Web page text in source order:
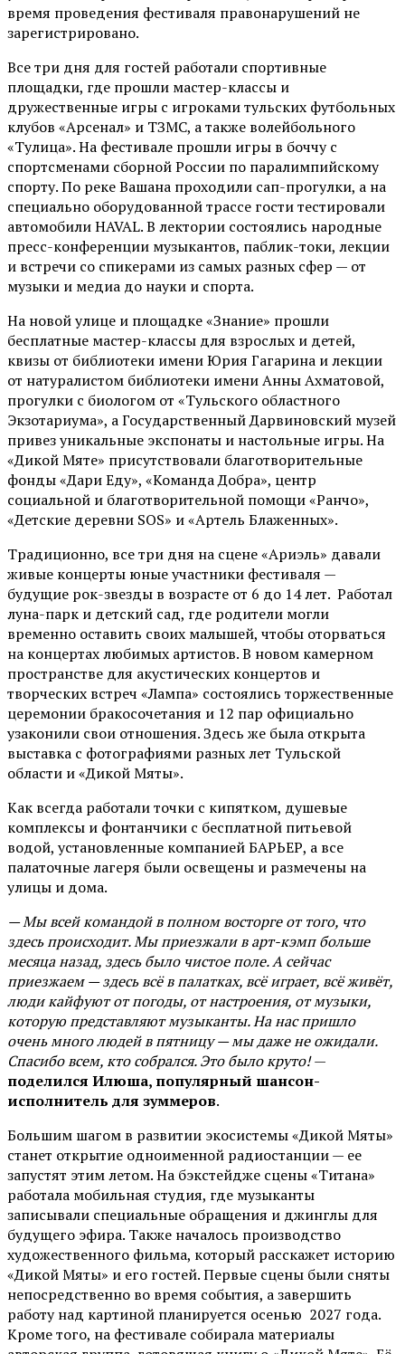
время проведения фестиваля правонарушений не
зарегистрировано.
Все три дня для гостей работали спортивные
площадки, где прошли мастер-классы и
дружественные игры с игроками тульских футбольных
клубов «Арсенал» и ТЗМС, а также волейбольного
«Тулица». На фестивале прошли игры в боччу с
спортсменами сборной России по паралимпийскому
спорту. По реке Вашана проходили сап-прогулки, а на
специально оборудованной трассе гости тестировали
автомобили HAVAL. В лектории состоялись народные
пресс-конференции музыкантов, паблик-токи, лекции
и встречи со спикерами из самых разных сфер — от
музыки и медиа до науки и спорта.
На новой улице и площадке «Знание» прошли
бесплатные мастер-классы для взрослых и детей,
квизы от библиотеки имени Юрия Гагарина и лекции
от натуралистом библиотеки имени Анны Ахматовой,
прогулки с биологом от «Тульского областного
Экзотариума», а Государственный Дарвиновский музей
привез уникальные экспонаты и настольные игры. На
«Дикой Мяте» присутствовали благотворительные
фонды «Дари Еду», «Команда Добра», центр
социальной и благотворительной помощи «Ранчо»,
«Детские деревни SOS» и «Артель Блаженных».
Традиционно, все три дня на сцене«Ариэль» давали
живые концерты юные участники фестиваля —
будущие рок-звезды в возрасте от 6 до 14 лет. Работал
луна-парк и детский сад, где родители могли
временно оставить своих малышей, чтобы оторваться
на концертах любимых артистов. В новом камерном
пространстве для акустических концертов и
творческих встреч «Лампа» состоялись торжественные
церемонии бракосочетания и 12 пар официально
узаконили свои отношения. Здесь же была открыта
выставка с фотографиями разных лет Тульской
области и «Дикой Мяты».
Как всегда работали точки с кипятком, душевые
комплексы и фонтанчики с бесплатной питьевой
водой, установленные компанией БАРЬЕР, а все
палаточные лагеря были освещены и размечены на
улицы и дома.
— Мы всей командой в полном восторге от того, что
здесь происходит. Мы приезжали в арт-кэмп больше
месяца назад, здесь было чистое поле. А сейчас
приезжаем — здесь всё в палатках, всё играет, всё живёт,
люди кайфуют от погоды, от настроения, от музыки,
которую представляют музыканты. На нас пришло
очень много людей в пятницу — мы даже не ожидали.
Спасибо всем, кто собрался. Это было круто!—
поделился Илюша, популярный шансон-
исполнитель для зуммеров.
Большим шагом в развитии экосистемы «Дикой Мяты»
станет открытие одноименной радиостанции — ее
запустят этим летом. На бэкстейдже сцены «Титана»
работала мобильная студия, где музыканты
записывали специальные обращения и джинглы для
будущего эфира. Также началось производство
художественного фильма, который расскажет историю
«Дикой Мяты» и его гостей. Первые сцены были сняты
непосредственно во время события, а завершить
работу над картиной планируется осенью 2027 года.
Кроме того, на фестивале собирала материалы